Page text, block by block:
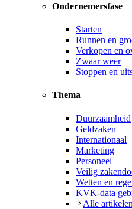
Ondernemersfase
Starten
Runnen en
Verkopen en
Zwaar weer
Stoppen en
Thema
Duurzaamheid
Geldzaken
Internationaal
Marketing
Personeel
Veilig
Wetten en
KVK-data
Alle artikelen